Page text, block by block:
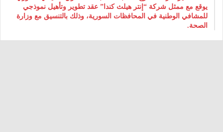
يوقع مع ممثل شركة “إنتر هيلث كندا” عقد تطوير وتأهيل نموذجي
للمشافي الوطنية في المحافظات السورية، وذلك بالتنسيق مع وزارة
الصحة.